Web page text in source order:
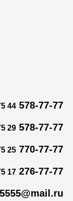
44 578-77-77
29 578-77-77
25 770-77-77
17276-77-77